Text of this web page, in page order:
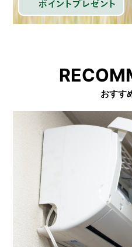
おすす